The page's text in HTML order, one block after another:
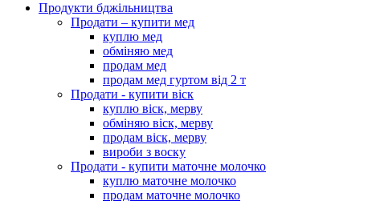
Продукти бджільництва
Продати – купити мед
куплю мед
обміняю мед
продам мед
продам мед гуртом від 2 т
Продати - купити віск
куплю віск, мерву
обміняю віск, мерву
продам віск, мерву
вироби з воску
Продати - купити маточне молочко
куплю маточне молочко
продам маточне молочко